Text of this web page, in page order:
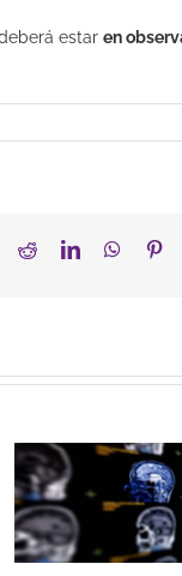
estar en
RedditLinkedIn